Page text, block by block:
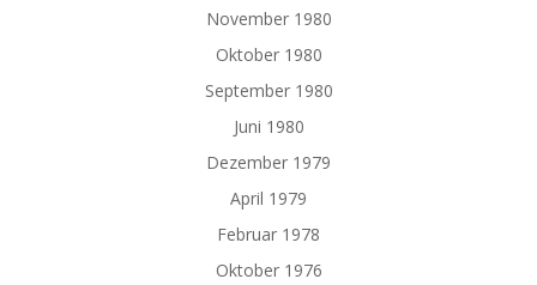
November 1980
Oktober 1980
September 1980
Juni 1980
Dezember 1979
April 1979
Februar 1978
Oktober 1976